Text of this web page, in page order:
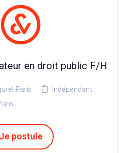
en droit public F/H
Paris
Indépendant
Je postule